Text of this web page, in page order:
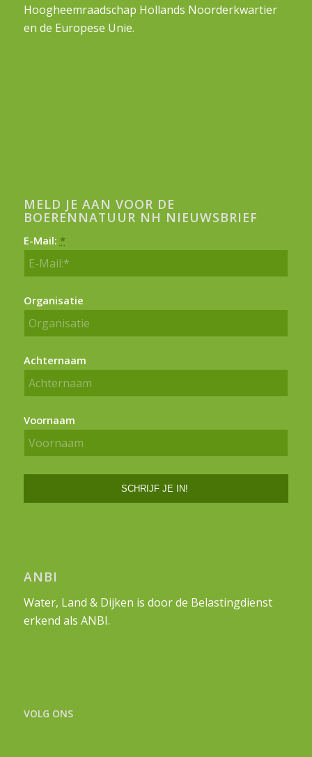
Hoogheemraadschap Hollands Noorderkwartier
en de Europese Unie.
MELD JE AAN VOOR DE
BOERENNATUUR NH NIEUWSBRIEF
E-Mail: *
Organisatie
Achternaam
Voornaam
ANBI
Water, Land & Dijken is door de Belastingdienst
erkend als ANBI.
VOLG ONS